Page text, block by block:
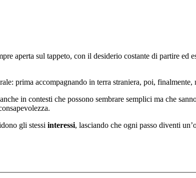
aperta sul tappeto, con il desiderio costante di partire ed
prima accompagnando in terra straniera, poi, finalmente,
in contesti che possono sembrare semplici ma che
gli stessi interessi, lasciando che ogni passo diventi